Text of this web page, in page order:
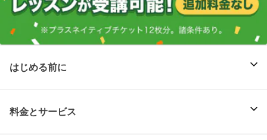
はじめる前に
料金とサービス